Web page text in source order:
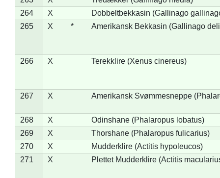
264
X
Dobbeltbekkasin (Gallinago
265
X * Amerikansk Bekkasin (Gallinago
266 X Terekklire (Xenus cinereus)
267 X Amerikansk Svømmesneppe
268 X
Odinshane (Phalaropus lobatus)
269
X
Thorshane (Phalaropus fulicarius)
270
X
Mudderklire (Actitis hypoleucos)
271
X Plettet Mudderklire (Actitis